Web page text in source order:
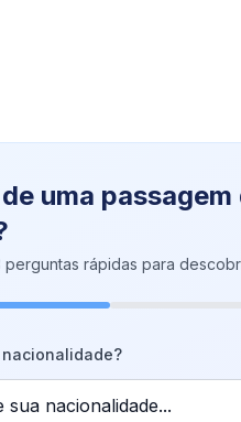
uma
perguntas rápidas para